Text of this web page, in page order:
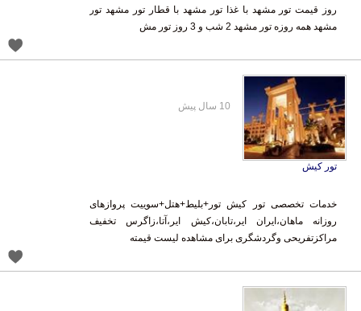
مشهد همه روزه تور مشهد 2 شب و 3 روز تور مش
تور کیش
خدمات تخصصی تور کیش تور+بلیط+هتل+سوییت پروازهای
روزانه ماهان،ایران ایر،تابان،کیش ایر،آتا،زاگرس تخفیف
مراکزتفریحی وگردشگری برای مشاهده لیست قیمته
10 سال پیش